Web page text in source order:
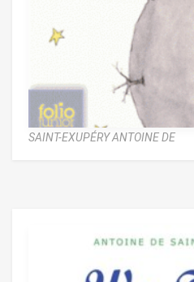
SAINT-EXUPÉRY ANTOINE DE